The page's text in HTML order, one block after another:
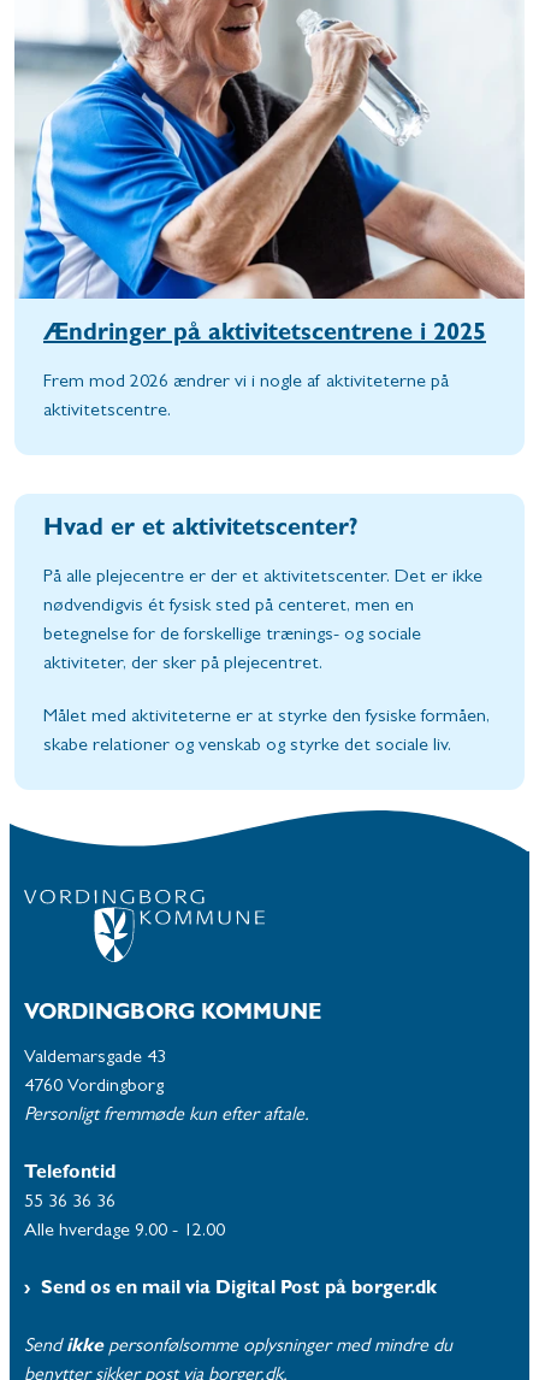
Ændringer på aktivitetscentrene i 2025
Frem mod 2026 ændrer vi i nogle af aktiviteterne på
aktivitetscentre.
Hvad er et aktivitetscenter?
På alle plejecentre er der et aktivitetscenter. Det er ikke
nødvendigvis ét fysisk sted på centeret, men en
betegnelse for de forskellige trænings- og sociale
aktiviteter, der sker på plejecentret.
Målet med aktiviteterne er at styrke den fysiske formåen,
skabe relationer og venskab og styrke det sociale liv.
VORDINGBORG KOMMUNE
Valdemarsgade 43
4760 Vordingborg
Personligt fremmøde kun efter aftale.
Telefontid
55 36 36 36
Alle hverdage 9.00 - 12.00
Send os en mail via Digital Post på borger.dk
Send ikke personfølsomme oplysninger med mindre du